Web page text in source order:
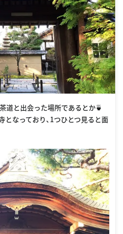
道と出会った場所であるとか🍵
となっており、1つひとつ見ると面